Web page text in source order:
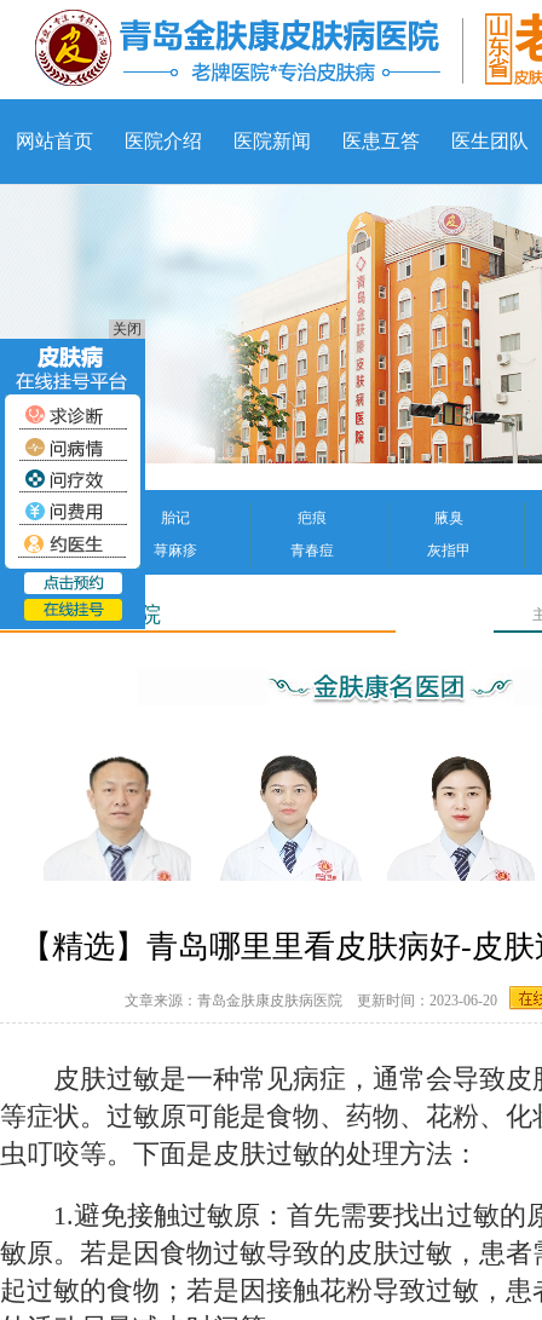
网站首页 医院介绍 医院新闻 医患互答 医生团队
胎记 疤痕
腋臭
荨麻疹
青春痘 灰指甲
青岛皮肤病医院
【精选】青岛哪里里看皮肤病好-皮
文章来源：青岛金肤康皮肤病医院 更新时间：2023-06-20
皮肤过敏是一种常见病症，通常会导致皮
等症状。过敏原可能是食物、药物、花粉、
虫叮咬等。下面是皮肤过敏的处理方法：
1.避免接触过敏原：首先需要找出过敏的
敏原。若是因食物过敏导致的皮肤过敏，患
起过敏的食物；若是因接触花粉导致过敏，
关闭